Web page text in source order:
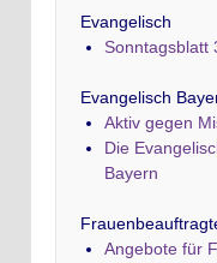
Evangelisch
Sonntagsblatt
Evangelisch
Aktiv gegen
Die
Bayern
Angebote für